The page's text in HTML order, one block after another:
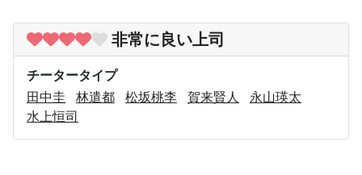
非常に良い上司
チータータイプ
田中圭
林遣都 松坂桃李 賀来賢人
永山瑛太
水上恒司